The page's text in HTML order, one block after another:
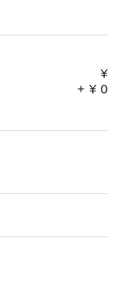
¥
+ ¥ 0